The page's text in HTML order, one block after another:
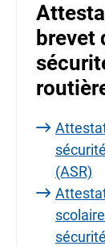
brevet
(ASR)